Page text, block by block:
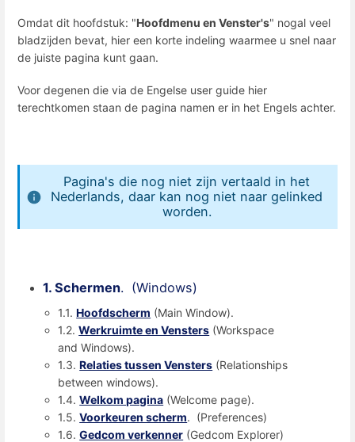
Omdat dit hoofdstuk: "Hoofdmenu en Venster's" nogal veel
bladzijden bevat, hier een korte indeling waarmee u snel naar
de juiste pagina kunt gaan.
Voor degenen die via de Engelse user guide hier
terechtkomen staan de pagina namen er in het Engels achter.
Pagina's die nog niet zijn vertaald in het
Nederlands, daar kan nog niet naar gelinked
worden.
1. Schermen. (Windows)
1.1.Hoofdscherm (Main Window).
1.2.Werkruimte en Vensters (Workspace
and Windows).
1.3.Relaties tussen Vensters (Relationships
between windows).
1.4.Welkom pagina (Welcome page).
1.5.Voorkeuren scherm. (Preferences)
1.6.Gedcom verkenner (Gedcom Explorer)